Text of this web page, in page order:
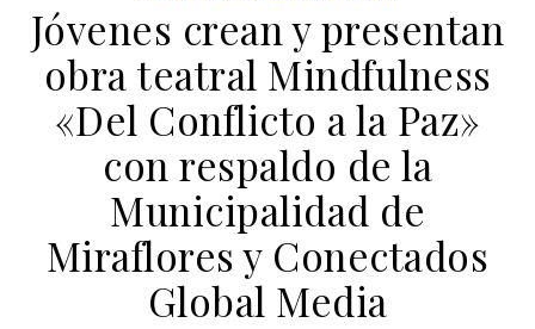
Jóvenes crean y presentan
obra teatral Mindfulness
«Del Conflicto a la Paz»
con respaldo de la
Municipalidad de
Miraflores y Conectados
Global Media